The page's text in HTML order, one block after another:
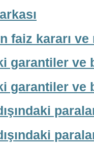
faiz kararı
garantiler ve
garantiler ve